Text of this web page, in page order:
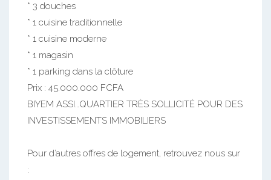
* 3 douches
* 1 cuisine traditionnelle
* 1 cuisine moderne
* 1 magasin
* 1 parking dans la clôture
Prix : 45.000.000 FCFA
BIYEM ASSI…QUARTIER TRÈS SOLLICITÉ POUR DES
INVESTISSEMENTS IMMOBILIERS
Pour d’autres offres de logement, retrouvez nous sur
: